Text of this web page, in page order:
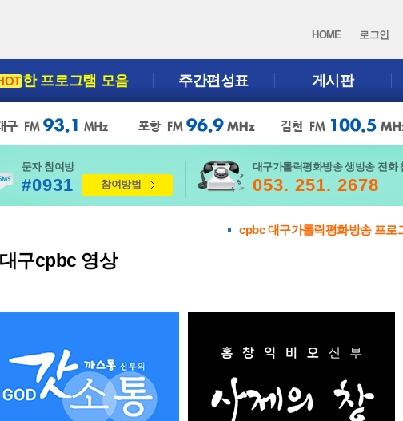
HOME 로그인
한 프로그램 모음 주간편성표 게시판
문자 참여방
#0931 참여방법
대구가톨릭평화방송 생방송 전화
053. 251. 2678
cpbc 대구가톨릭평화방송 프로
대구cpbc 영상